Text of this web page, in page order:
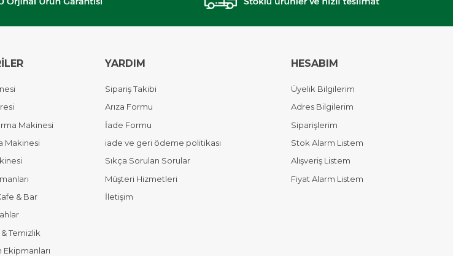
Makinesi
Makinesi
& Bar
Temizlik
Ekipmanları
YARDIM
Sipariş Takibi
Arıza Formu
İade Formu
iade ve geri ödeme politikası
Sıkça Sorulan Sorular
Müşteri Hizmetleri
İletişim
HESABIM
Üyelik Bilgilerim
Adres Bilgilerim
Siparişlerim
Stok Alarm Listem
Alışveriş Listem
Fiyat Alarm Listem